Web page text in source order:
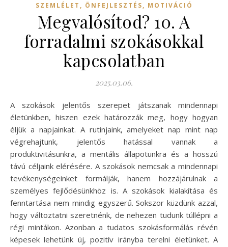
SZEMLÉLET, ÖNFEJLESZTÉS, MOTIVÁCIÓ
Megvalósítod? 10. A
forradalmi szokásokkal
kapcsolatban
2025.03.06.
A szokások jelentős szerepet játszanak mindennapi
életünkben, hiszen ezek határozzák meg, hogy hogyan
éljük a napjainkat. A rutinjaink, amelyeket nap mint nap
végrehajtunk, jelentős hatással vannak a
produktivitásunkra, a mentális állapotunkra és a hosszú
távú céljaink elérésére. A szokások nemcsak a mindennapi
tevékenységeinket formálják, hanem hozzájárulnak a
személyes fejlődésünkhöz is. A szokások kialakítása és
fenntartása nem mindig egyszerű. Sokszor küzdünk azzal,
hogy változtatni szeretnénk, de nehezen tudunk túllépni a
régi mintákon. Azonban a tudatos szokásformálás révén
képesek lehetünk új, pozitív irányba terelni életünket. A